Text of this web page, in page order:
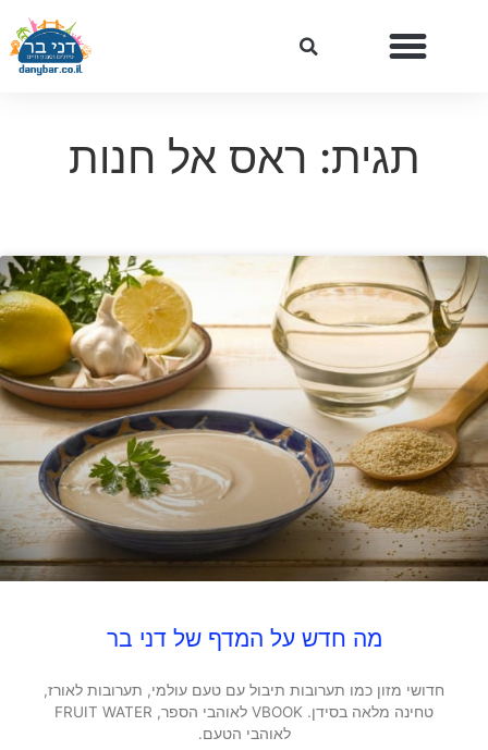
תגית: ראס אל חנות
מה חדש על המדף של דני בר
חדושי מזון כמו תערובות תיבול עם טעם עולמי, תערובות לאורז,
טחינה מלאה בסידן. VBOOK לאוהבי הספר, FRUIT WATER
לאוהבי הטעם.